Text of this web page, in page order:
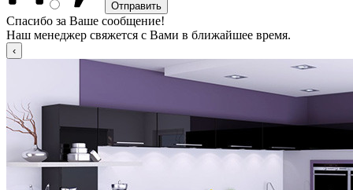
Спасибо за Ваше сообщение!
Наш менеджер свяжется с Вами в ближайшее время.